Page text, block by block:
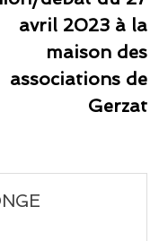
avril 2023 à la
maison des
associations de
Gerzat